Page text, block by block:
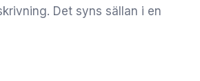
Det syns sällan i en